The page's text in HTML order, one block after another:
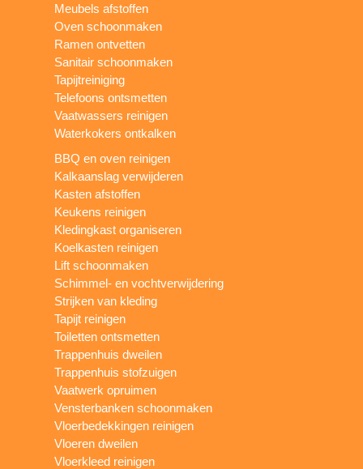
Meubels afstoffen
Oven schoonmaken
Ramen ontvetten
Sanitair schoonmaken
Tapijtreiniging
Telefoons ontsmetten
Vaatwassers reinigen
Waterkokers ontkalken
BBQ en oven reinigen
Kalkaanslag verwijderen
Kasten afstoffen
Keukens reinigen
Kledingkast organiseren
Koelkasten reinigen
Lift schoonmaken
Schimmel- en vochtverwijdering
Strijken van kleding
Tapijt reinigen
Toiletten ontsmetten
Trappenhuis dweilen
Trappenhuis stofzuigen
Vaatwerk opruimen
Vensterbanken schoonmaken
Vloerbedekkingen reinigen
Vloeren dweilen
Vloerkleed reinigen